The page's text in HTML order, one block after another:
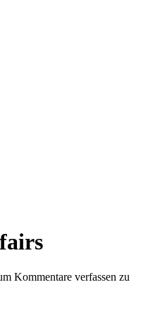
Kommentare verfassen zu